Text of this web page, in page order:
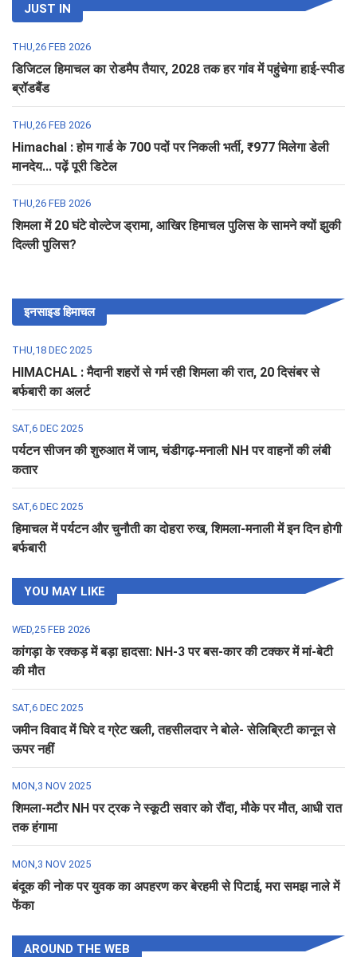
JUST IN
THU,26 FEB 2026
डिजिटल हिमाचल का रोडमैप तैयार, 2028 तक हर गांव में पहुंचेगा हाई-स्पीड
ब्रॉडबैंड
THU,26 FEB 2026
Himachal : होम गार्ड के 700 पदों पर निकली भर्ती, ₹977 मिलेगा डेली
मानदेय... पढ़ें पूरी डिटेल
THU,26 FEB 2026
शिमला में 20 घंटे वोल्टेज ड्रामा, आखिर हिमाचल पुलिस के सामने क्यों झुकी
दिल्ली पुलिस?
इनसाइड हिमाचल
THU,18 DEC 2025
HIMACHAL : मैदानी शहरों से गर्म रही शिमला की रात, 20 दिसंबर से
बर्फबारी का अलर्ट
SAT,6 DEC 2025
पर्यटन सीजन की शुरुआत में जाम, चंडीगढ़-मनाली NH पर वाहनों की लंबी
कतार
SAT,6 DEC 2025
हिमाचल में पर्यटन और चुनौती का दोहरा रुख, शिमला-मनाली में इन दिन होगी
बर्फबारी
YOU MAY LIKE
WED,25 FEB 2026
कांगड़ा के रक्कड़ में बड़ा हादसा: NH-3 पर बस-कार की टक्कर में मां-बेटी
की मौत
SAT,6 DEC 2025
जमीन विवाद में घिरे द ग्रेट खली, तहसीलदार ने बोले- सेलिब्रिटी कानून से
ऊपर नहीं
MON,3 NOV 2025
शिमला-मटौर NH पर ट्रक ने स्कूटी सवार को रौंदा, मौके पर मौत, आधी रात
तक हंगामा
MON,3 NOV 2025
बंदूक की नोक पर युवक का अपहरण कर बेरहमी से पिटाई, मरा समझ नाले में
फेंका
AROUND THE WEB